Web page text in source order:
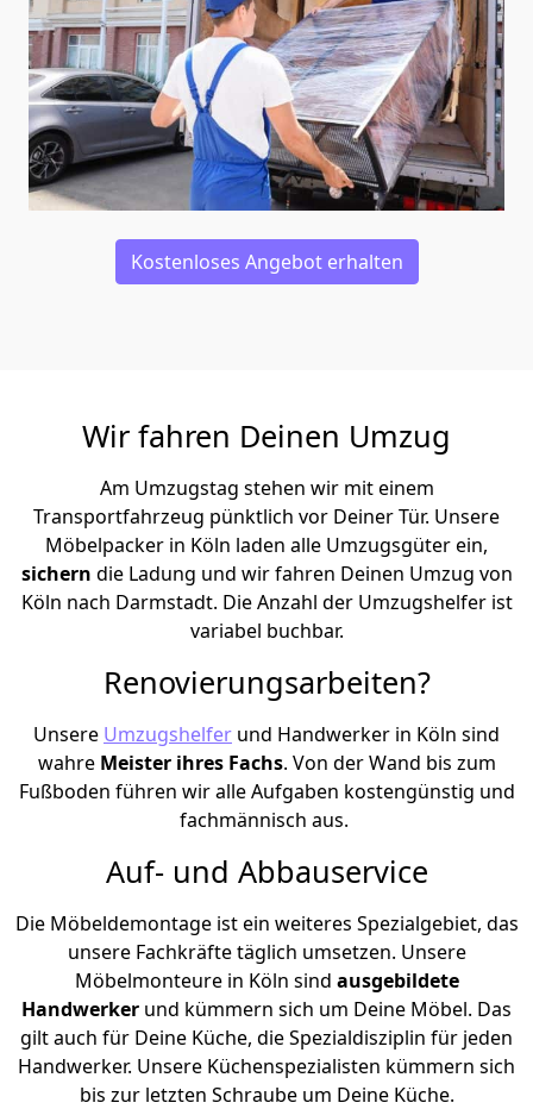
Kostenloses Angebot erhalten
Wir fahren Deinen Umzug
Am Umzugstag stehen wir mit einem
Transportfahrzeug pünktlich vor Deiner Tür. Unsere
Möbelpacker in Köln laden alle Umzugsgüter ein,
sichern die Ladung und wir fahren Deinen Umzug von
Köln nach Darmstadt. Die Anzahl der Umzugshelfer ist
variabel buchbar.
Renovierungsarbeiten?
Unsere Umzugshelfer und Handwerker in Köln sind
wahre Meister ihres Fachs. Von der Wand bis zum
Fußboden führen wir alle Aufgaben kostengünstig und
fachmännisch aus.
Auf- und Abbauservice
Die Möbeldemontage ist ein weiteres Spezialgebiet, das
unsere Fachkräfte täglich umsetzen. Unsere
Möbelmonteure in Köln sind ausgebildete
Handwerker und kümmern sich um Deine Möbel. Das
gilt auch für Deine Küche, die Spezialdisziplin für jeden
Handwerker. Unsere Küchenspezialisten kümmern sich
bis zur letzten Schraube um Deine Küche.